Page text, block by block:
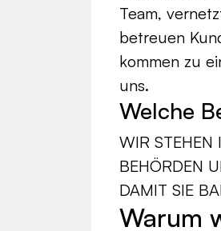
Team,
betreuen
kommen zu
uns.
Welche
WIR STEHEN
BEHÖRDEN
DAMIT SIE
Warum